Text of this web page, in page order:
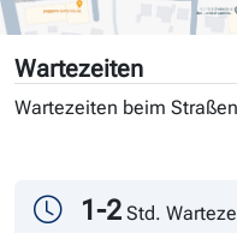
Wartezeiten
Wartezeiten beim
Andrang
1-2 Std.